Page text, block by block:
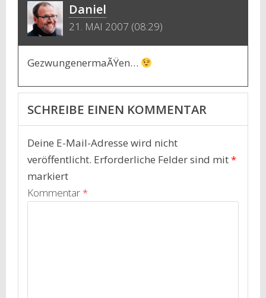
Daniel
21. MAI 2007 (08:29)
GezwungenermaÃŸen…
SCHREIBE EINEN KOMMENTAR
Deine E-Mail-Adresse wird nicht
veröffentlicht. Erforderliche Felder sind mit*
markiert
Kommentar*